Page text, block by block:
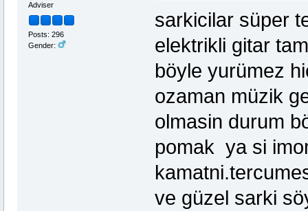
Adviser
Posts: 296
Gender:
sarkicilar süper
elektrikli gitar
böyle yurümez
ozaman müzik
olmasin durum
pomak ya si
ve güzel sarki